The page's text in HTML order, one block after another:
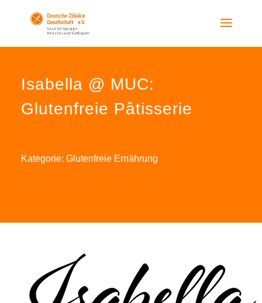
Isabella @ MUC:
Glutenfreie Pâtisserie
Kategorie: Glutenfreie Ernährung